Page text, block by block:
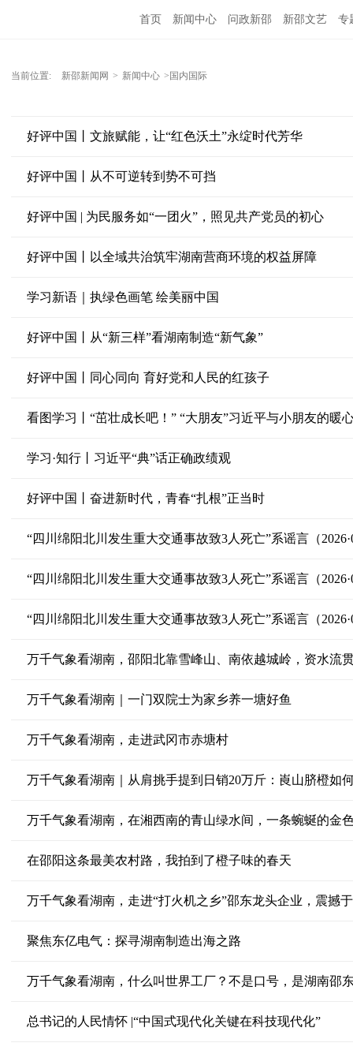
首页 新闻中心 问政新邵 新邵文艺 专
当前位置: 新邵新闻网 > 新闻中心 >国内国际
好评中国丨文旅赋能，让“红色沃土”永绽时代芳华
好评中国丨从不可逆转到势不可挡
好评中国 | 为民服务如“一团火”，照见共产党员的初心
好评中国丨以全域共治筑牢湖南营商环境的权益屏障
学习新语｜执绿色画笔 绘美丽中国
好评中国丨从“新三样”看湖南制造“新气象”
好评中国丨同心同向 育好党和人民的红孩子
看图学习丨“茁壮成长吧！” “大朋友”习近平与小朋友的暖
学习·知行丨习近平“典”话正确政绩观
好评中国丨奋进新时代，青春“扎根”正当时
“四川绵阳北川发生重大交通事故致3人死亡”系谣言（
“四川绵阳北川发生重大交通事故致3人死亡”系谣言（
“四川绵阳北川发生重大交通事故致3人死亡”系谣言（
万千气象看湖南，邵阳北靠雪峰山、南依越城岭，资水流
万千气象看湖南｜一门双院士为家乡养一塘好鱼
万千气象看湖南，走进武冈市赤塘村
万千气象看湖南｜从肩挑手提到日销20万斤：崀山脐橙如
在邵阳这条最美农村路，我拍到了橙子味的春天
万千气象看湖南，走进“打火机之乡”邵东龙头企业，震撼
聚焦东亿电气：探寻湖南制造出海之路
万千气象看湖南，什么叫世界工厂？不是口号，是湖南邵
总书记的人民情怀 |“中国式现代化关键在科技现代化”